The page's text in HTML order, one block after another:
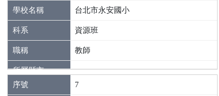
台北市永安國小
資源班
教師
7